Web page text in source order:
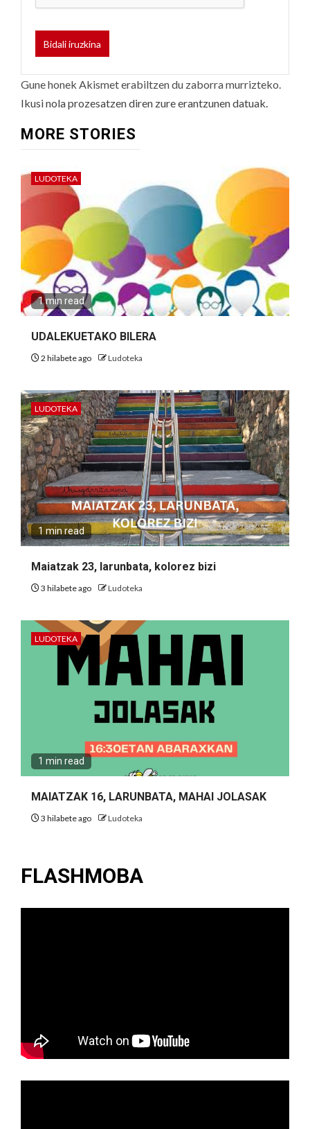
Gune honek Akismet erabiltzen du zaborra murrizteko.
Ikusi nola prozesatzen diren zure erantzunen datuak.
MORE STORIES
LUDOTEKA
1 min read
UDALEKUETAKO BILERA
2 hilabete ago Ludoteka
LUDOTEKA
1 min read
Maiatzak 23, larunbata, kolorez bizi
3 hilabete ago Ludoteka
LUDOTEKA
1 min read
MAIATZAK 16, LARUNBATA, MAHAI JOLASAK
3 hilabete ago Ludoteka
FLASHMOBA